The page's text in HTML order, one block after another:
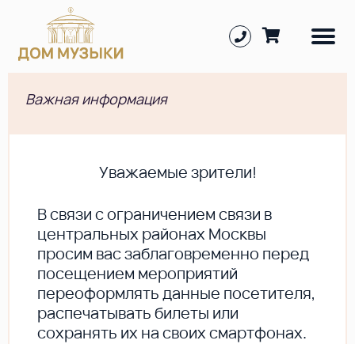
Важная информация
Уважаемые зрители!
В cвязи с ограничением связи в
центральных районах Москвы
просим вас заблаговременно перед
посещением мероприятий
переоформлять данные посетителя,
распечатывать билеты или
сохранять их на своих смартфонах.